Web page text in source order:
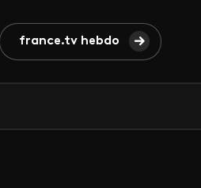
france.tv hebdo